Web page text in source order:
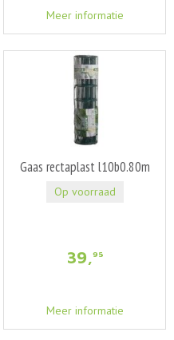
Meer informatie
Gaas rectaplast l10b0.80m
39,95
Meer informatie
Op voorraad